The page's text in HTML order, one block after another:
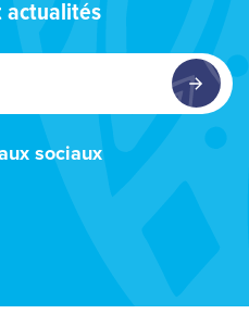
actualités
sociaux